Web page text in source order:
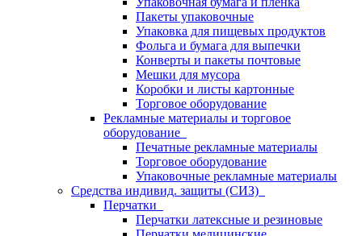
Пакеты упаковочные
Упаковка для пищевых продуктов
Фольга и бумага для выпечки
Конверты и пакеты почтовые
Мешки для мусора
Коробки и листы картонные
Торговое оборудование
Рекламные материалы и торговое
оборудование
Печатные рекламные материалы
Торговое оборудование
Упаковочные рекламные материалы
Средства индивид. защиты (СИЗ)
Перчатки
Перчатки латексные и резиновые